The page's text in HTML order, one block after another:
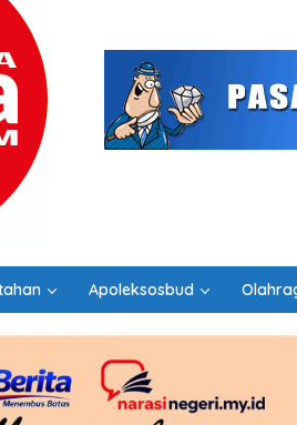
Apoleksosbud